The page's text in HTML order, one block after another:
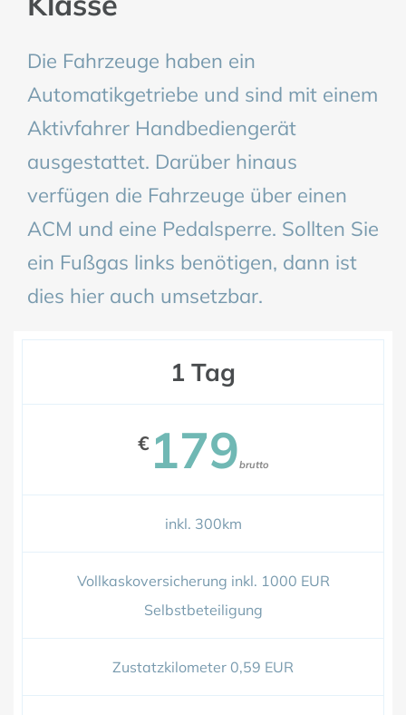
Die Fahrzeuge haben ein
Automatikgetriebe und sind mit einem
Aktivfahrer Handbediengerät
ausgestattet. Darüber hinaus
verfügen die Fahrzeuge über einen
ACM und eine Pedalsperre. Sollten Sie
ein Fußgas links benötigen, dann ist
dies hier auch umsetzbar.
1 Tag
€ 179brutto
inkl. 300km
Vollkaskoversicherung inkl. 1000 EUR
Selbstbeteiligung
Zustatzkilometer 0,59 EUR